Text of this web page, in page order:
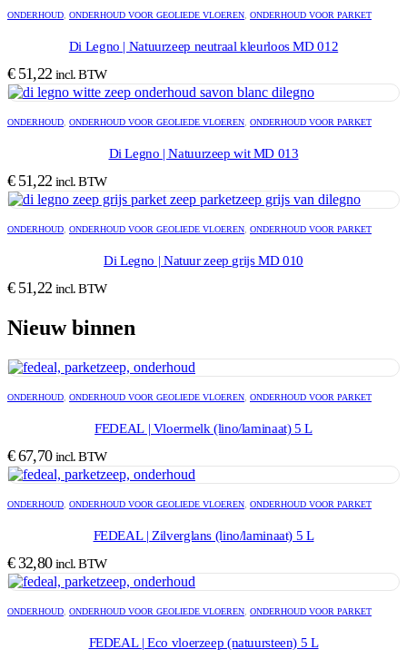
ONDERHOUD ONDERHOUD VOOR GEOLIEDE VLOEREN ONDERHOUD VOOR PARKET
Di Legno | Natuurzeep neutraal kleurloos MD 012
€51,22 incl. BTW
ONDERHOUD ONDERHOUD VOOR GEOLIEDE VLOEREN ONDERHOUD VOOR PARKET
Di Legno | Natuurzeep wit MD 013
€51,22 incl. BTW
ONDERHOUD ONDERHOUD VOOR GEOLIEDE VLOEREN ONDERHOUD VOOR PARKET
Di Legno | Natuur zeep grijs MD 010
€51,22 incl. BTW
Nieuw binnen
ONDERHOUD ONDERHOUD VOOR GEOLIEDE VLOEREN ONDERHOUD VOOR PARKET
FEDEAL | Vloermelk (lino/laminaat) 5 L
€67,70 incl. BTW
ONDERHOUD ONDERHOUD VOOR GEOLIEDE VLOEREN ONDERHOUD VOOR PARKET
FEDEAL | Zilverglans (lino/laminaat) 5 L
€32,80 incl. BTW
ONDERHOUD ONDERHOUD VOOR GEOLIEDE VLOEREN ONDERHOUD VOOR PARKET
FEDEAL | Eco vloerzeep (natuursteen) 5 L